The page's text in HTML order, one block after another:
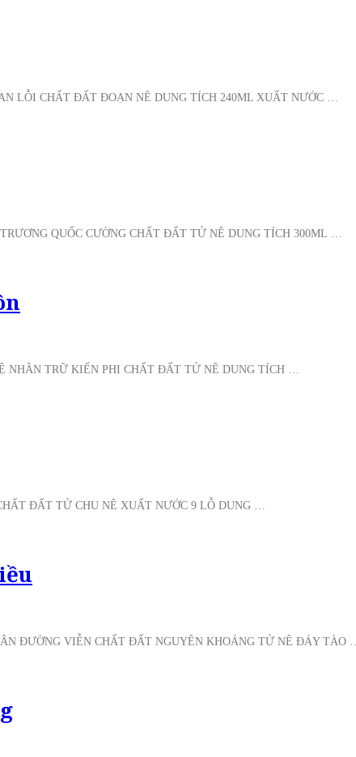
LỖI CHẤT ĐẤT ĐOẠN NÊ DUNG TÍCH 240ML XUẤT NƯỚC …
QUỐC CƯỜNG CHẤT ĐẤT TỬ NÊ DUNG TÍCH 300ML …
NHÂN TRỮ KIẾN PHI CHẤT ĐẤT TỬ NÊ DUNG TÍCH …
ĐẤT TỬ CHU NÊ XUẤT NƯỚC 9 LỖ DUNG …
ĐƯỜNG VIỄN CHẤT ĐẤT NGUYÊN KHOÁNG TỬ NÊ ĐÁY TÀO …